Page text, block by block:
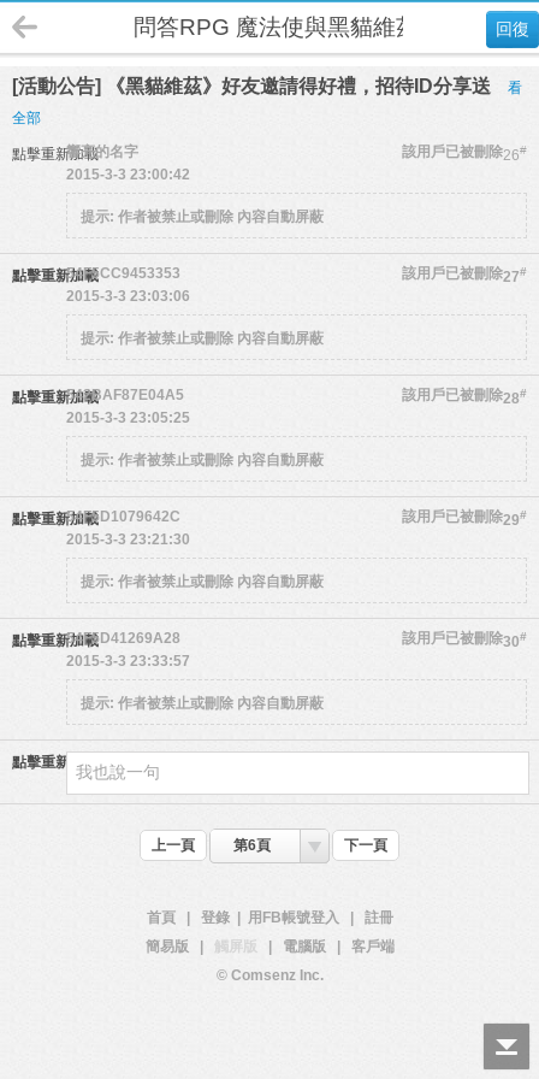
回復
問答RPG 魔法使與黑貓維茲
[活動公告] 《黑貓維茲》好友邀請得好禮，招待ID分享送
看
全部
點擊重新加載 26#
響亮的名字
該用戶已被刪除
2015-3-3 23:00:42
提示: 作者被禁止或刪除 內容自動屏蔽
點擊重新加載 27#
54F5CC9453353
該用戶已被刪除
2015-3-3 23:03:06
提示: 作者被禁止或刪除 內容自動屏蔽
點擊重新加載 28#
542BAF87E04A5
該用戶已被刪除
2015-3-3 23:05:25
提示: 作者被禁止或刪除 內容自動屏蔽
點擊重新加載 29#
54F5D1079642C
該用戶已被刪除
2015-3-3 23:21:30
提示: 作者被禁止或刪除 內容自動屏蔽
點擊重新加載 30#
54F5D41269A28
該用戶已被刪除
2015-3-3 23:33:57
提示: 作者被禁止或刪除 內容自動屏蔽
點擊重新加載
上一頁 第6頁 下一頁
首頁 登錄 用FB帳號登入
註冊
簡易版
觸屏版 電腦版
客戶端
© Comsenz Inc.